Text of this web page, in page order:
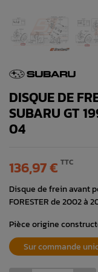
DISQUE DE
SUBARU GT
04
136,97 € TTC
Disque de frein avant
FORESTER de 2002 à
Pièce origine
Sur commande